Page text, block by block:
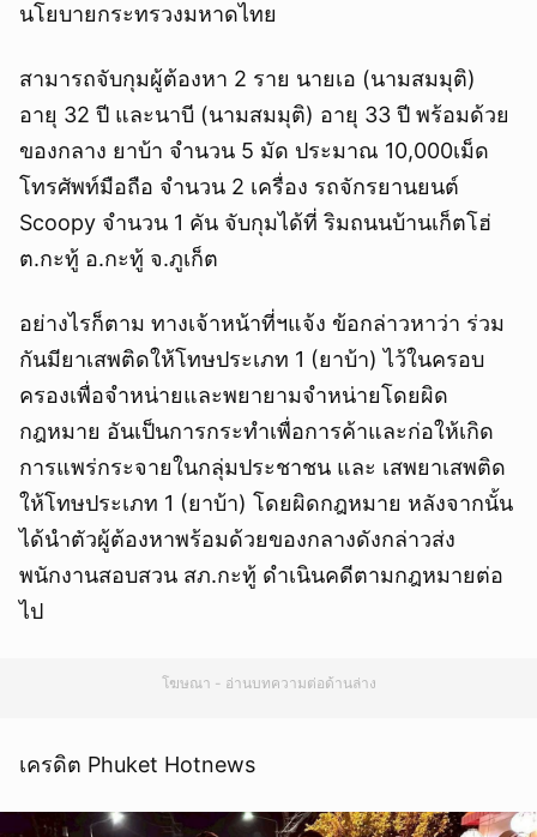
นโยบายกระทรวงมหาดไทย
สามารถจับกุมผู้ต้องหา 2 ราย นายเอ (นามสมมุติ)
อายุ 32 ปี และนาบี (นามสมมุติ) อายุ 33 ปี พร้อมด้วย
ของกลาง ยาบ้า จำนวน 5 มัด ประมาณ 10,000เม็ด
โทรศัพท์มือถือ จำนวน 2 เครื่อง รถจักรยานยนต์
Scoopy จำนวน 1 คัน จับกุมได้ที่ ริมถนนบ้านเก็ตโฮ่
ต.กะทู้ อ.กะทู้ จ.ภูเก็ต
อย่างไรก็ตาม ทางเจ้าหน้าที่ฯแจ้ง ข้อกล่าวหาว่า ร่วม
กันมียาเสพติดให้โทษประเภท 1 (ยาบ้า) ไว้ในครอบ
ครองเพื่อจำหน่ายและพยายามจำหน่ายโดยผิด
กฎหมาย อันเป็นการกระทำเพื่อการค้าและก่อให้เกิด
การแพร่กระจายในกลุ่มประชาชน และ เสพยาเสพติด
ให้โทษประเภท 1 (ยาบ้า) โดยผิดกฎหมาย หลังจากนั้น
ได้นำตัวผู้ต้องหาพร้อมด้วยของกลางดังกล่าวส่ง
พนักงานสอบสวน สภ.กะทู้ ดำเนินคดีตามกฎหมายต่อ
ไป
โฆษณา - อ่านบทความต่อด้านล่าง
เครดิต Phuket Hotnews